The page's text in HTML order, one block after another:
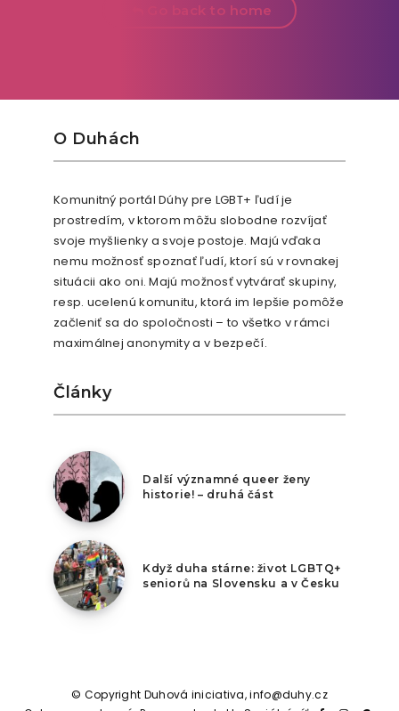
Go back to home
O Duhách
Komunitný portál Dúhy pre LGBT+ ľudí je
prostredím, v ktorom môžu slobodne rozvíjať
svoje myšlienky a svoje postoje. Majú vďaka
nemu možnosť spoznať ľudí, ktorí sú v rovnakej
situácii ako oni. Majú možnosť vytvárať skupiny,
resp. ucelenú komunitu, ktorá im lepšie pomôže
začleniť sa do spoločnosti – to všetko v rámci
maximálnej anonymity a v bezpečí.
Články
Další významné queer ženy
historie! – druhá část
Když duha stárne: život LGBTQ+
seniorů na Slovensku a v Česku
© Copyright Duhová iniciativa, info@duhy.cz